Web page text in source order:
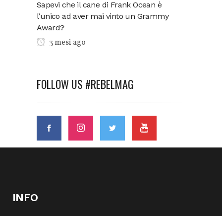
Sapevi che il cane di Frank Ocean è
l’unico ad aver mai vinto un Grammy
Award?
3 mesi ago
FOLLOW US #REBELMAG
INFO